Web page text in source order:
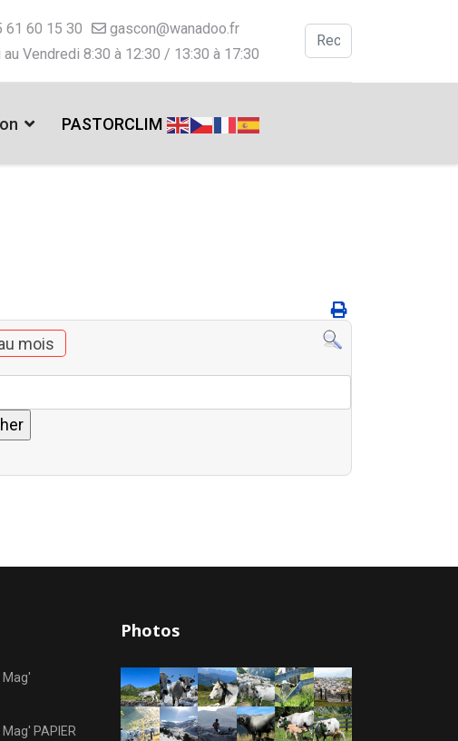
61 60 15 30
gascon@wanadoo.fr
au Vendredi 8:30 à 12:30 / 13:30 à 17:30
Valider
PASTORCLIM
mois
Mag'
PAPIER
Photos